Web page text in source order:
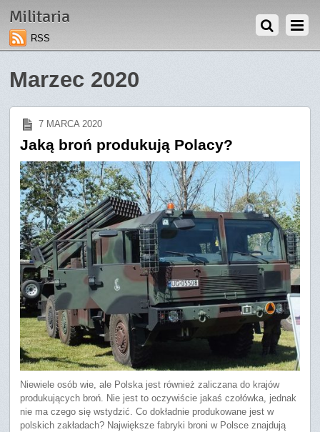
Militaria
RSS
Marzec 2020
7 MARCA 2020
Jaką broń produkują Polacy?
Niewiele osób wie, ale Polska jest również zaliczana do krajów
produkujących broń. Nie jest to oczywiście jakaś czołówka, jednak
nie ma czego się wstydzić. Co dokładnie produkowane jest w
polskich zakładach? Największe fabryki broni w Polsce znajdują